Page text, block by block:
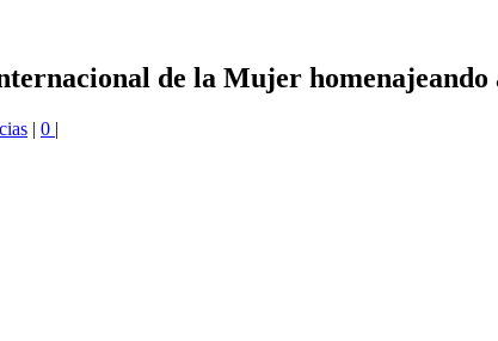
de la Mujer
| 0 |